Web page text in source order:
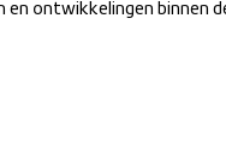
en ontwikkelingen binnen